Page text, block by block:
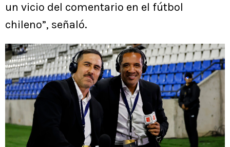
un vicio del comentario en el fútbol
chileno”, señaló.